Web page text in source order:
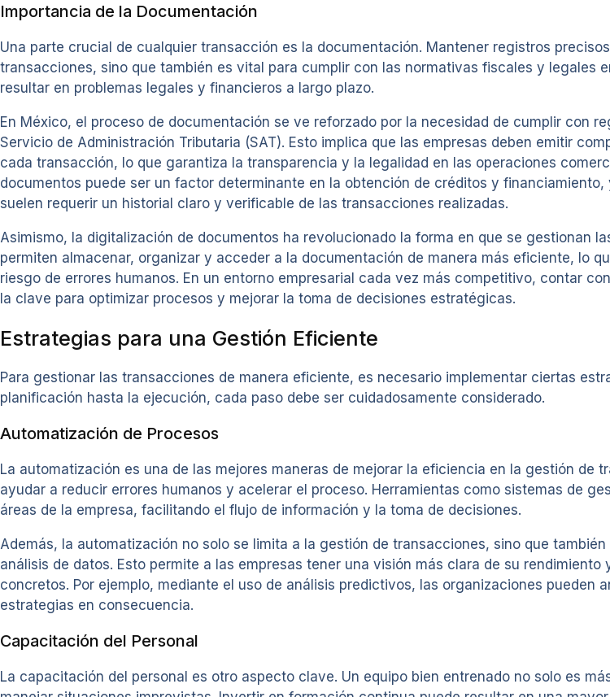
Importancia de la Documentación
Una parte crucial de cualquier transacción es la documentación. Mantener registros
transacciones, sino que también es vital para cumplir con las normativas fiscales y legales
resultar en problemas legales y financieros a largo plazo.
En México, el proceso de documentación se ve reforzado por la necesidad de cumplir con
Servicio de Administración Tributaria (SAT). Esto implica que las empresas deben emitir
cada transacción, lo que garantiza la transparencia y la legalidad en las operaciones
documentos puede ser un factor determinante en la obtención de créditos y
suelen requerir un historial claro y verificable de las transacciones realizadas.
Asimismo, la digitalización de documentos ha revolucionado la forma en que se gestionan
permiten almacenar, organizar y acceder a la documentación de manera más eficiente, lo
riesgo de errores humanos. En un entorno empresarial cada vez más competitivo, contar
la clave para optimizar procesos y mejorar la toma de decisiones estratégicas.
Estrategias para una Gestión Eficiente
Para gestionar las transacciones de manera eficiente, es necesario implementar ciertas
planificación hasta la ejecución, cada paso debe ser cuidadosamente considerado.
Automatización de Procesos
La automatización es una de las mejores maneras de mejorar la eficiencia en la gestión de
ayudar a reducir errores humanos y acelerar el proceso. Herramientas como sistemas de
áreas de la empresa, facilitando el flujo de información y la toma de decisiones.
Además, la automatización no solo se limita a la gestión de transacciones, sino que
análisis de datos. Esto permite a las empresas tener una visión más clara de su
concretos. Por ejemplo, mediante el uso de análisis predictivos, las organizaciones pueden
estrategias en consecuencia.
Capacitación del Personal
La capacitación del personal es otro aspecto clave. Un equipo bien entrenado no solo es